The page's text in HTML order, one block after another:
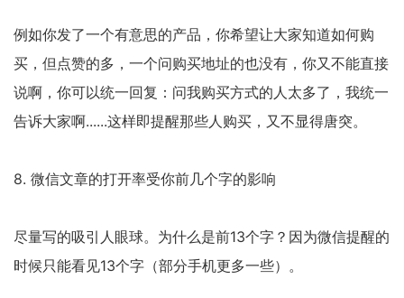
例如你发了一个有意思的产品，你希望让大家知道如何购
买，但点赞的多，一个问购买地址的也没有，你又不能直接
说啊，你可以统一回复：问我购买方式的人太多了，我统一
告诉大家啊......这样即提醒那些人购买，又不显得唐突。
8. 微信文章的打开率受你前几个字的影响
尽量写的吸引人眼球。为什么是前13个字？因为微信提醒的
时候只能看见13个字（部分手机更多一些）。